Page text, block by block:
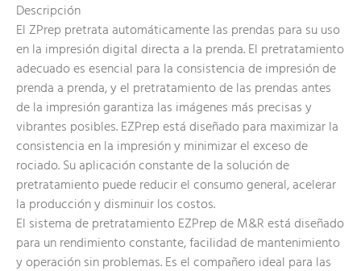
Descripción
El ZPrep pretrata automáticamente las prendas para su uso
en la impresión digital directa a la prenda. El pretratamiento
adecuado es esencial para la consistencia de impresión de
prenda a prenda, y el pretratamiento de las prendas antes
de la impresión garantiza las imágenes más precisas y
vibrantes posibles. EZPrep está diseñado para maximizar la
consistencia en la impresión y minimizar el exceso de
rociado. Su aplicación constante de la solución de
pretratamiento puede reducir el consumo general, acelerar
la producción y disminuir los costos.
El sistema de pretratamiento EZPrep de M&R está diseñado
para un rendimiento constante, facilidad de mantenimiento
y operación sin problemas. Es el compañero ideal para las